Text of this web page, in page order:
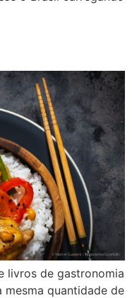
livros de gastronomia
mesma quantidade de